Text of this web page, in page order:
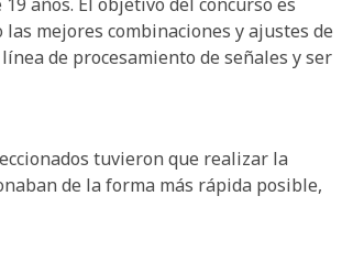
mejores combinaciones y ajustes de
de procesamiento de señales y ser
tuvieron que realizar la
de la forma más rápida posible,